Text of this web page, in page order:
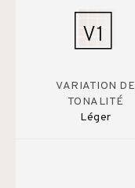
VARIATION DE
TONALITÉ
Léger